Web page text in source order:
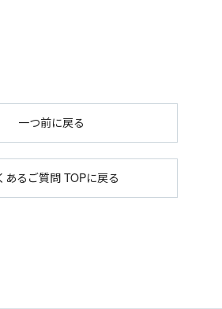
一つ前に戻る
あるご質問 TOPに戻る